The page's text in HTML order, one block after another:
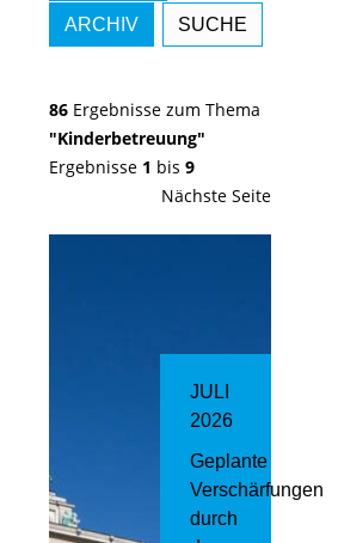
ARCHIV SUCHE
86 Ergebnisse zum Thema
"Kinderbetreuung"
Ergebnisse 1 bis 9
Nächste Seite
JULI
2026
Geplante
Verschärfungen
durch